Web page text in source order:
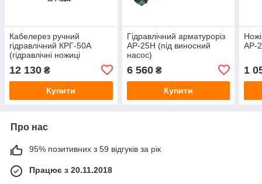
Кабелерез ручний
гідравлічний КРГ-50А
(гідравлічні ножиці
12 130 ₴
Купити
Гідравлічний арматуроріз
АР-25Н (під виносний
насос)
6 560₴
Купити
АР-
1
Про нас
95% позитивних з 59 відгуків за рік
Працює з 20.11.2018